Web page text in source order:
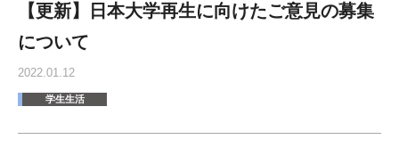
【更新】日本大学再生に向けたご意見の募集
について
2022.01.12
学生生活